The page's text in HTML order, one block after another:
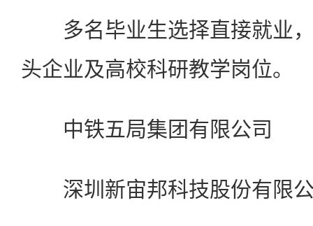
多名毕业生选择直接就业，
头企业及高校科研教学岗位。
中铁五局集团有限公司
深圳新宙邦科技股份有限